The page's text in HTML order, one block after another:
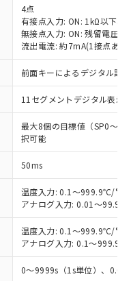
4点
有接点入力: ON: 1kΩ以下、
無接点入力: ON: 残留電圧
流出電流: 約7mA(1接点あた
前面キーによるデジタル設定
11セグメントデジタル表示
最大8個の目標値（SP0～
択可能
50ms
温度入力: 0.1～999.9℃/°F
アナログ入力: 0.01～
温度入力: 0.1～999.9℃/°F
アナログ入力: 0.1～
0～9999s（1s単位）、0.0